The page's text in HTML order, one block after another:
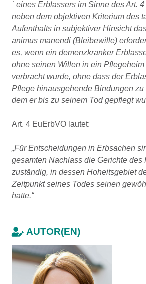
´ eines Erblassers im Sinne des Art.
neben dem objektiven Kriterium des
Aufenthalts in subjektiver Hinsicht
animus manendi (Bleibewille)
es, wenn ein demenzkranker
ohne seinen Willen in ein Pflegeheim
verbracht wurde, ohne dass der
Pflege hinausgehende Bindungen zu
dem er bis zu seinem Tod gepflegt
Art. 4 EuErbVO lautet:
„Für Entscheidungen in Erbsachen
gesamten Nachlass die Gerichte des
zuständig, in dessen Hoheitsgebiet
Zeitpunkt seines Todes seinen
hatte.“
AUTOR(EN)